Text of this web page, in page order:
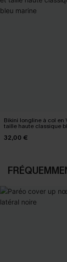
Bikini longline à col en
taille haute classique
32,00 €